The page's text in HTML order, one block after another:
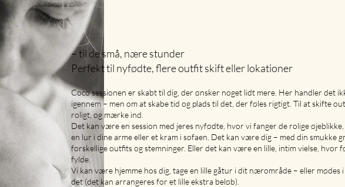
– til de små, nære stunder
Perfekt til nyfødte, flere outfit skift eller lokationer
Coco sessionen er skabt til dig, der ønsker noget lidt mere. Her handler det
igennem – men om at skabe tid og plads til det, der føles rigtigt. Til at skifte
roligt, og mærke ind.
Det kan være en session med jeres nyfødte, hvor vi fanger de rolige
en lur i dine arme eller et kram i sofaen. Det kan være dig – med din smukke
forskellige outfits og stemninger. Eller det kan være en lille, intim vielse, hvor
fylde.
Vi kan være hjemme hos dig, tage en lille gåtur i dit nærområde – eller mødes
det (det kan arrangeres for et lille ekstra beløb).